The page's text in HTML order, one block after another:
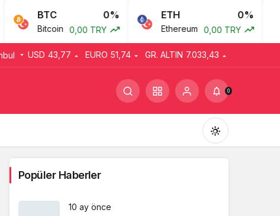
BTC 0%
Bitcoin 0,00 TRY
ETH 0%
Ethereum 0,00 TRY
USD 43,77 EURO 51,74 GR. ALTIN 7.033,43
0
Popüler Haberler
10 ay önce